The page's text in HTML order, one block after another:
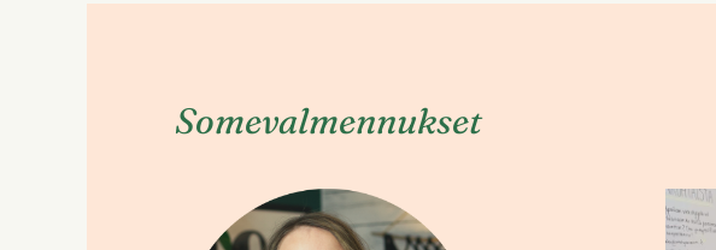
Somevalmennukset